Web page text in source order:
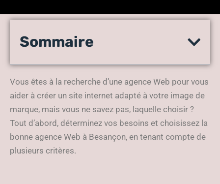
Agence Web à Besançon :
notoriété
Sommaire
Vous êtes à la recherche d’une agence Web pour vous
aider à créer un site internet adapté à votre image de
marque, mais vous ne savez pas, laquelle choisir ?
Tout d’abord, déterminez vos besoins et choisissez la
bonne agence Web à Besançon, en tenant compte de
plusieurs critères.